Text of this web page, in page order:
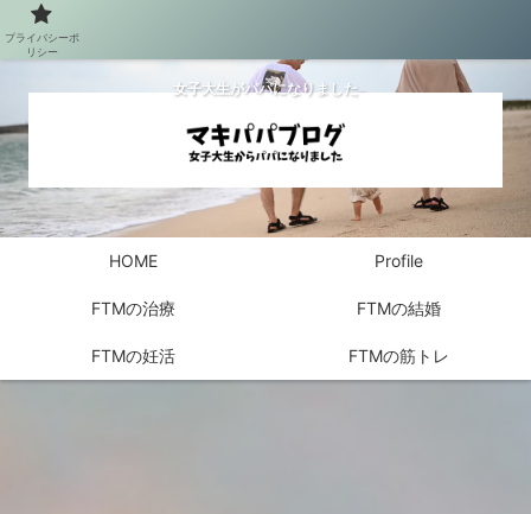
女子大生がパパになりました
HOME Profile
FTMの治療 FTMの結婚
FTMの妊活 FTMの筋トレ
プライバシーポ
リシー